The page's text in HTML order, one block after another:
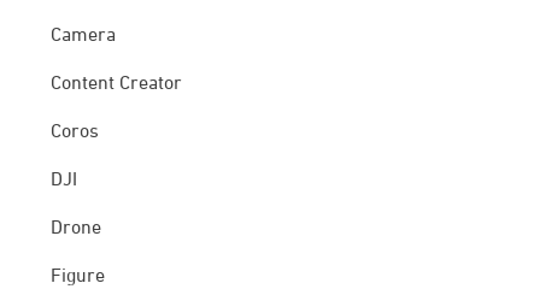
Camera
Content Creator
Coros
DJI
Drone
Figure